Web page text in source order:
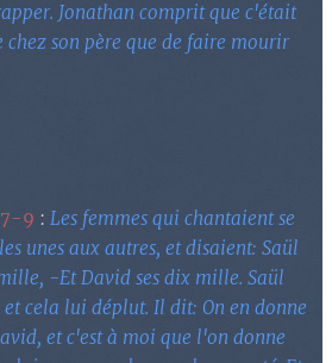
Jonathan comprit que c'était
chez son père que de faire mourir
9 : Les femmes qui chantaient se
unes aux autres, et disaient: Saül
-Et David ses dix mille. Saül
cela lui déplut. Il dit: On en donne
et c'est à moi que l'on donne